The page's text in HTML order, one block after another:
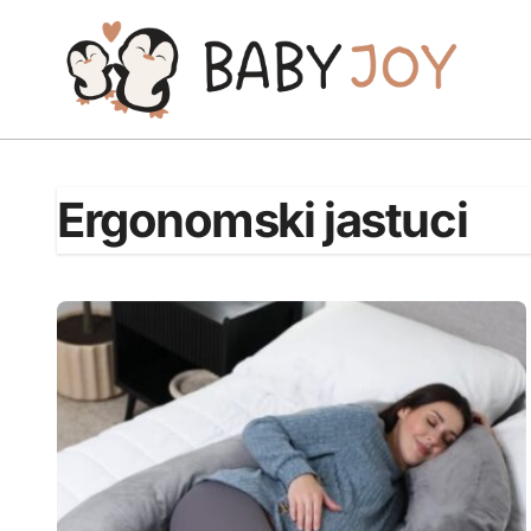
Ergonomski jastuci